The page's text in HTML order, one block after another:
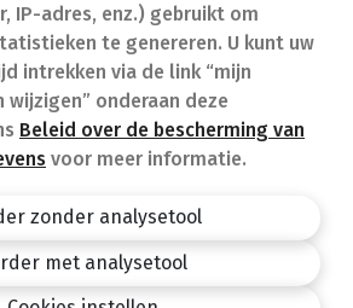
IP-adres, enz.) gebruikt om
te genereren. U kunt uw
intrekken via de link “mijn
wijzigen” onderaan deze
Beleid over de bescherming van
voor meer informatie.
zonder analysetool
met analysetool
(FAQ)
Privacy policy
voorwaarden
design by